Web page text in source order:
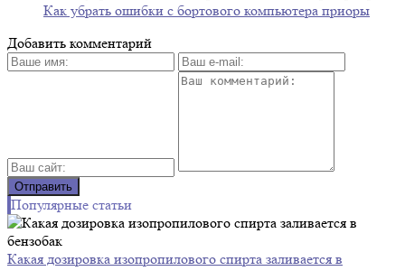
Как убрать ошибки с бортового компьютера приоры
Добавить комментарий
Популярные статьи
Какая дозировка изопропилового спирта заливается в